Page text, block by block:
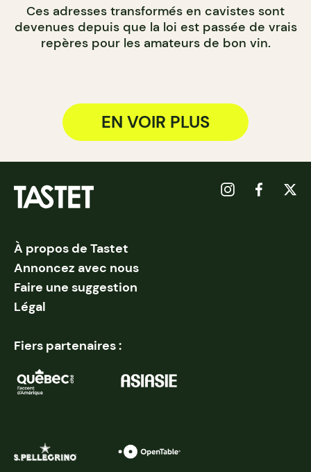
Ces adresses transformés en cavistes sont
devenues depuis que la loi est passée de vrais
repères pour les amateurs de bon vin.
EN VOIR PLUS
À propos de Tastet
Annoncez avec nous
Faire une suggestion
Légal
Fiers partenaires :